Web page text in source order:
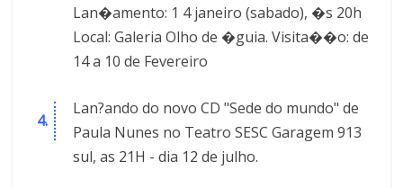
Lan�amento: 1 4 janeiro (sabado), �s 20h
Local: Galeria Olho de �guia. Visita��o: de
14 a 10 de Fevereiro
Lan?ando do novo CD "Sede do mundo" de
Paula Nunes no Teatro SESC Garagem 913
sul, as 21H - dia 12 de julho.